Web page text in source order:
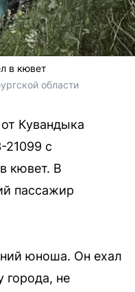
в кювет
области
Кувандыка
21099 с
кювет. В
пассажир
юноша. Он ехал
города, не